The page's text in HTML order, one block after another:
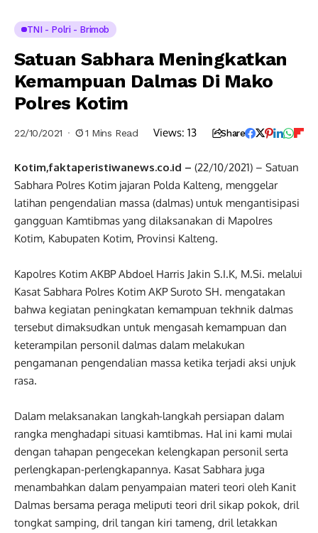
TNI - Polri - Brimob
Satuan Sabhara Meningkatkan
Kemampuan Dalmas Di Mako
Polres Kotim
22/10/2021 1 Mins Read Views: 13 Share
Kotim,faktaperistiwanews.co.id – (22/10/2021) – Satuan
Sabhara Polres Kotim jajaran Polda Kalteng, menggelar
latihan pengendalian massa (dalmas) untuk mengantisipasi
gangguan Kamtibmas yang dilaksanakan di Mapolres
Kotim, Kabupaten Kotim, Provinsi Kalteng.
Kapolres Kotim AKBP Abdoel Harris Jakin S.I.K, M.Si. melalui
Kasat Sabhara Polres Kotim AKP Suroto SH. mengatakan
bahwa kegiatan peningkatan kemampuan tekhnik dalmas
tersebut dimaksudkan untuk mengasah kemampuan dan
keterampilan personil dalmas dalam melakukan
pengamanan pengendalian massa ketika terjadi aksi unjuk
rasa.
Dalam melaksanakan langkah-langkah persiapan dalam
rangka menghadapi situasi kamtibmas. Hal ini kami mulai
dengan tahapan pengecekan kelengkapan personil serta
perlengkapan-perlengkapannya. Kasat Sabhara juga
menambahkan dalam penyampaian materi teori oleh Kanit
Dalmas bersama peraga meliputi teori dril sikap pokok, dril
tongkat samping, dril tangan kiri tameng, dril letakkan